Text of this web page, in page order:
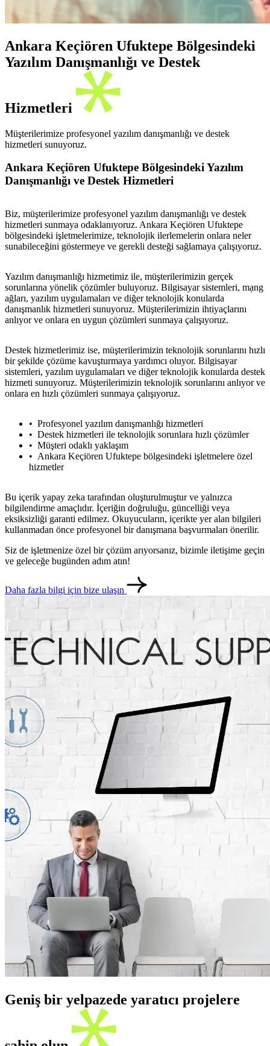
İletişim English
Ankara Keçiören Ufuktepe Bölgesindeki
Yazılım Danışmanlığı ve Destek
Hizmetleri
Müşterilerimize profesyonel yazılım danışmanlığı ve destek
hizmetleri sunuyoruz.
Ankara Keçiören Ufuktepe Bölgesindeki Yazılım
Danışmanlığı ve Destek Hizmetleri
Biz, müşterilerimize profesyonel yazılım danışmanlığı ve destek
hizmetleri sunmaya odaklanıyoruz. Ankara Keçiören Ufuktepe
bölgesindeki işletmelerimize, teknolojik ilerlemelerin onlara neler
sunabileceğini göstermeye ve gerekli desteği sağlamaya çalışıyoruz.
Yazılım danışmanlığı hizmetimiz ile, müşterilerimizin gerçek
sorunlarına yönelik çözümler buluyoruz. Bilgisayar sistemleri, mạng
ağları, yazılım uygulamaları ve diğer teknolojik konularda
danışmanlık hizmetleri sunuyoruz. Müşterilerimizin ihtiyaçlarını
anlıyor ve onlara en uygun çözümleri sunmaya çalışıyoruz.
Destek hizmetlerimiz ise, müşterilerimizin teknolojik sorunlarını hızlı
bir şekilde çözüme kavuşturmaya yardımcı oluyor. Bilgisayar
sistemleri, yazılım uygulamaları ve diğer teknolojik konularda destek
hizmeti sunuyoruz. Müşterilerimizin teknolojik sorunlarını anlıyor ve
onlara en hızlı çözümleri sunmaya çalışıyoruz.
Profesyonel yazılım danışmanlığı hizmetleri
Destek hizmetleri ile teknolojik sorunlara hızlı çözümler
Müşteri odaklı yaklaşım
Ankara Keçiören Ufuktepe bölgesindeki işletmelere özel
hizmetler
Bu içerik yapay zeka tarafından oluşturulmuştur ve yalnızca
bilgilendirme amaçlıdır. İçeriğin doğruluğu, güncelliği veya
eksiksizliği garanti edilmez. Okuyucuların, içerikte yer alan bilgileri
kullanmadan önce profesyonel bir danışmana başvurmaları önerilir.
Siz de işletmenize özel bir çözüm arıyorsanız, bizimle iletişime geçin
ve geleceğe bugünden adım atın!
Daha fazla bilgi için bize ulaşın
Geniş bir yelpazede yaratıcı projelere